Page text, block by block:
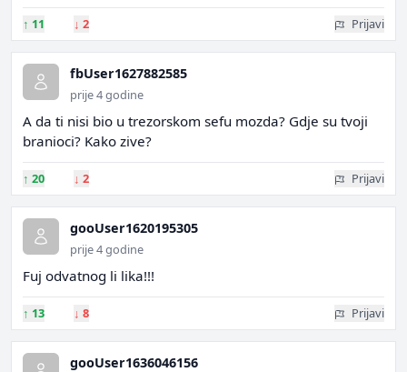
↑ 11 ↓ 2 Prijavi
fbUser1627882585
prije 4 godine
A da ti nisi bio u trezorskom sefu mozda? Gdje su tvoji
branioci? Kako zive?
↑ 20 ↓ 2 Prijavi
gooUser1620195305
prije 4 godine
Fuj odvatnog li lika!!!
↑ 13 ↓ 8 Prijavi
gooUser1636046156